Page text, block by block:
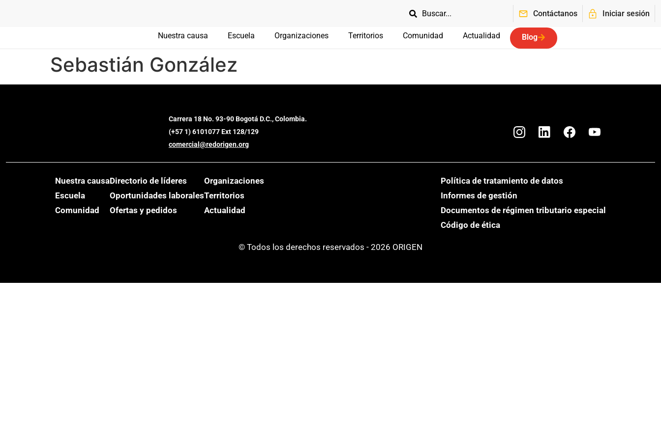
Contáctanos Iniciar sesión
Nuestra causa Escuela Organizaciones Territorios Comunidad Actualidad Blog
Sebastián González
Carrera 18 No. 93-90 Bogotá D.C., Colombia.
(+57 1) 6101077 Ext 128/129
comercial@redorigen.org
Nuestra causa
Escuela
Comunidad
Directorio de líderes
Oportunidades laborales
Ofertas y pedidos
Organizaciones
Territorios
Actualidad
Política de tratamiento de datos
Informes de gestión
Documentos de régimen tributario especial
Código de ética
© Todos los derechos reservados - 2026 ORIGEN